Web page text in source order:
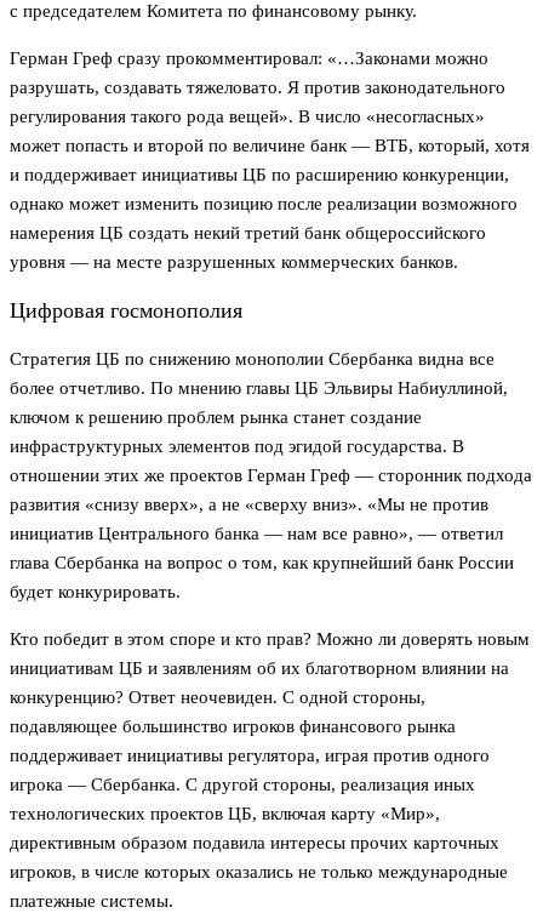
с председателем Комитета по финансовому рынку.
Герман Греф сразу прокомментировал: «…Законами можно
разрушать, создавать тяжеловато. Я против законодательного
регулирования такого рода вещей». В число «несогласных»
может попасть и второй по величине банк — ВТБ, который, хотя
и поддерживает инициативы ЦБ по расширению конкуренции,
однако может изменить позицию после реализации возможного
намерения ЦБ создать некий третий банк общероссийского
уровня — на месте разрушенных коммерческих банков.
Цифровая госмонополия
Стратегия ЦБ по снижению монополии Сбербанка видна все
более отчетливо. По мнению главы ЦБ Эльвиры Набиуллиной,
ключом к решению проблем рынка станет создание
инфраструктурных элементов под эгидой государства. В
отношении этих же проектов Герман Греф — сторонник подхода
развития «снизу вверх», а не «сверху вниз». «Мы не против
инициатив Центрального банка — нам все равно», — ответил
глава Сбербанка на вопрос о том, как крупнейший банк России
будет конкурировать.
Кто победит в этом споре и кто прав? Можно ли доверять новым
инициативам ЦБ и заявлениям об их благотворном влиянии на
конкуренцию? Ответ неочевиден. С одной стороны,
подавляющее большинство игроков финансового рынка
поддерживает инициативы регулятора, играя против одного
игрока — Сбербанка. С другой стороны, реализация иных
технологических проектов ЦБ, включая карту «Мир»,
директивным образом подавила интересы прочих карточных
игроков, в числе которых оказались не только международные
платежные системы.